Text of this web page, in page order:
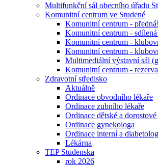
Multifunkční sál obecního úřadu
Komunitní centrum ve Studené
Komunitní centrum -
Komunitní centrum -
Komunitní centrum -
Komunitní centrum -
Multimediální výstavní sál
Komunitní centrum -
Zdravotní středisko
Aktuálně
Ordinace obvodního lékaře
Ordinace zubního lékaře
Ordinace dětské a
Ordinace gynekologa
Ordinace interní a
Lékárna
TEP Studenska
rok 2026